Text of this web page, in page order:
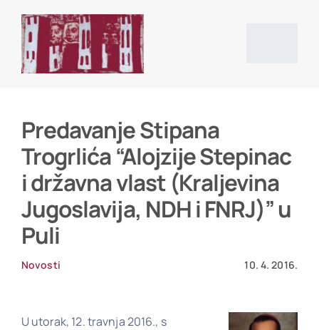
content
Vijesti
O društvu
Povijesni izvori i literatura
Predavanje Stipana
Trogrlića “Alojzije Stepinac
i državna vlast (Kraljevina
Jugoslavija, NDH i FNRJ)” u
Puli
Novosti 10. 4. 2016.
U utorak, 12. travnja 2016., s